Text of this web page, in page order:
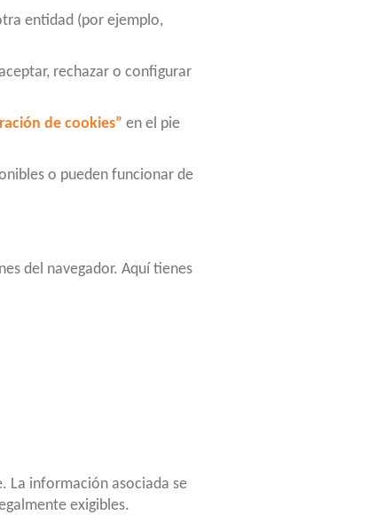
entidad (por ejemplo,
rechazar o configurar
de cookies” en el pie
o pueden funcionar de
del navegador. Aquí tienes
La información asociada se
exigibles.